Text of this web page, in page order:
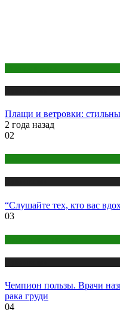
Плащи и ветровки:
2 года назад
02
“Слушайте тех, кто вас
03
Чемпион пользы. Врачи
рака груди
04